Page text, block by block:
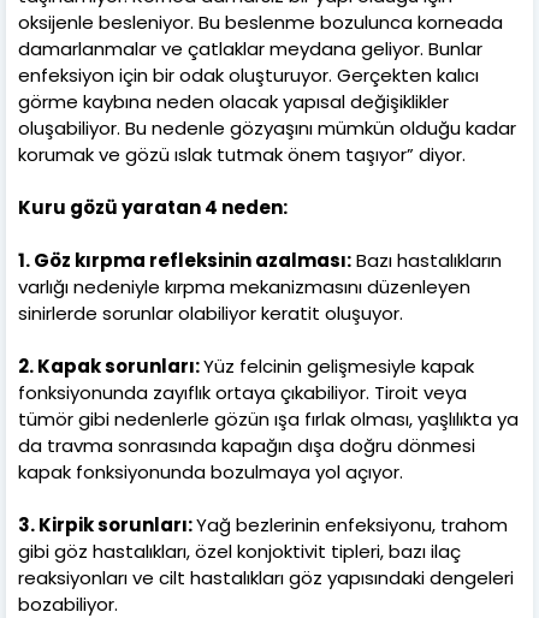
oksijenle besleniyor. Bu beslenme bozulunca korneada
damarlanmalar ve çatlaklar meydana geliyor. Bunlar
enfeksiyon için bir odak oluşturuyor. Gerçekten kalıcı
görme kaybına neden olacak yapısal değişiklikler
oluşabiliyor. Bu nedenle gözyaşını mümkün olduğu kadar
korumak ve gözü ıslak tutmak önem taşıyor” diyor.
Kuru gözü yaratan 4 neden:
1. Göz kırpma refleksinin azalması:Bazı hastalıkların
varlığı nedeniyle kırpma mekanizmasını düzenleyen
sinirlerde sorunlar olabiliyor keratit oluşuyor.
2. Kapak sorunları:Yüz felcinin gelişmesiyle kapak
fonksiyonunda zayıflık ortaya çıkabiliyor. Tiroit veya
tümör gibi nedenlerle gözün ışa fırlak olması, yaşlılıkta ya
da travma sonrasında kapağın dışa doğru dönmesi
kapak fonksiyonunda bozulmaya yol açıyor.
3. Kirpik sorunları:Yağ bezlerinin enfeksiyonu, trahom
gibi göz hastalıkları, özel konjoktivit tipleri, bazı ilaç
reaksiyonları ve cilt hastalıkları göz yapısındaki dengeleri
bozabiliyor.